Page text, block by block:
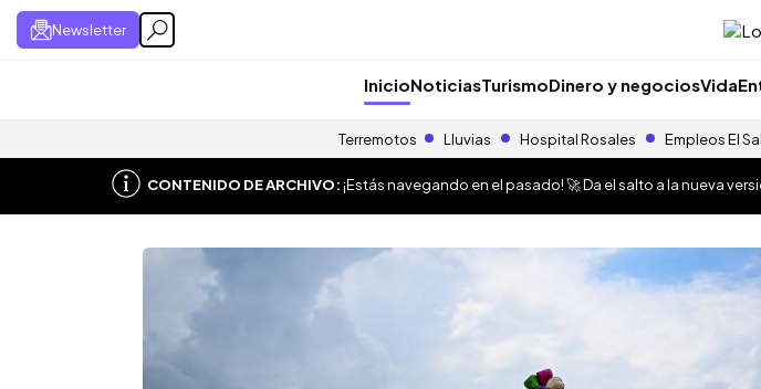
Newsletter
InicioNoticiasTurismoDinero y negociosVida
Terremotos Lluvias Hospital Rosales Empleos El
CONTENIDO DE ARCHIVO:¡Estás navegando en el pasado! 🚀 Da el salto a la nueva